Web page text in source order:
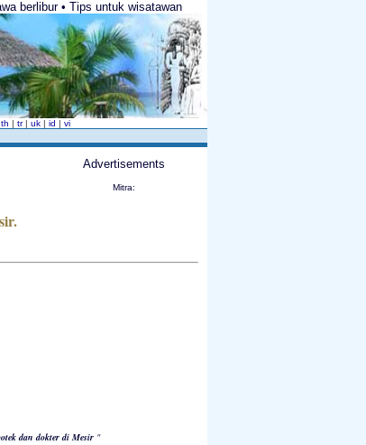
berlibur • Tips untuk wisatawan
th | tr | uk | id | vi
Advertisements
Mitra:
dan dokter di Mesir "